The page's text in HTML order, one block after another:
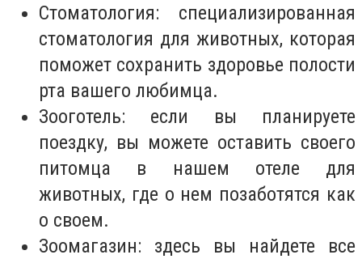
Стоматология: специализированная
стоматология для животных, которая
поможет сохранить здоровье полости
рта вашего любимца.
Зооготель: если вы планируете
поездку, вы можете оставить своего
питомца в нашем отеле для
животных, где о нем позаботятся как
о своем.
Зоомагазин: здесь вы найдете все